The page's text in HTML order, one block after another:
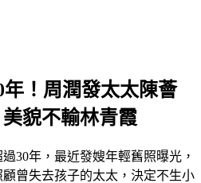
！周潤發太太陳薈
貌不輸林青霞
30年，最近發嫂年輕舊照曝光，
曾失去孩子的太太，決定不生小